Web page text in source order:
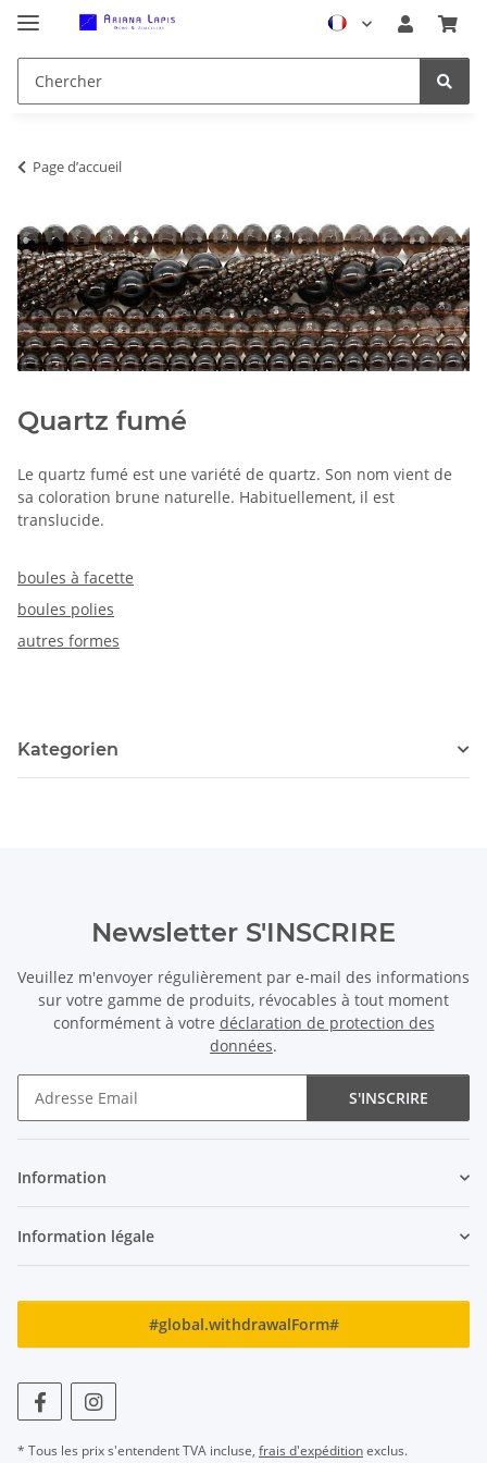
Page d’accueil
Quartz fumé
Le quartz fumé est une variété de quartz. Son nom vient de
sa coloration brune naturelle. Habituellement, il est
translucide.
boules à facette
boules polies
autres formes
Kategorien
Newsletter S'INSCRIRE
Veuillez m'envoyer régulièrement par e-mail des informations
sur votre gamme de produits, révocables à tout moment
conformément à votre déclaration de protection des
données.
S'INSCRIRE
Information
Information légale
#global.withdrawalForm#
* Tous les prix s'entendent TVA incluse, frais d'expéditionexclus.